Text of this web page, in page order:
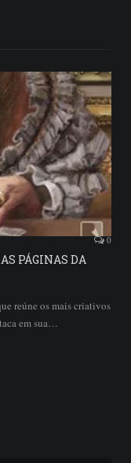
0
PÁGINAS DA
reúne os mais criativos
em sua…